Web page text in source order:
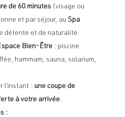
de 60 minutes(visage ou
et par séjour, au Spa
détente et de naturalité.
Bien-Être: piscine
hammam, sauna, solarium,
l’instant : une coupe de
à votre arrivée.
: